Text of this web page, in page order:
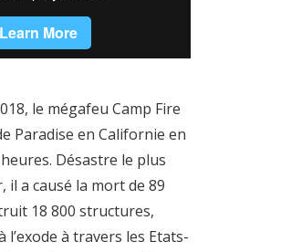
le mégafeu Camp Fire
Paradise en Californie en
Désastre le plus
il a causé la mort de 89
18 800 structures,
à travers les Etats-